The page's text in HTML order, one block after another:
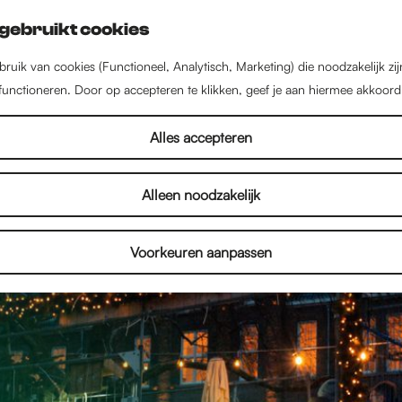
cookies
van cookies (Functioneel, Analytisch, Marketing) die noodzakelijk
Door op accepteren te klikken, geef je aan hiermee
Alles accepteren
Alleen noodzakelijk
Voorkeuren aanpassen